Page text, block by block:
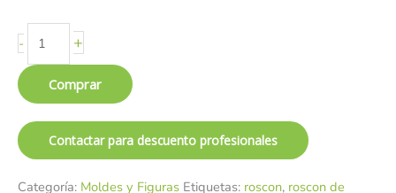
- +
Comprar
Contactar para descuento profesionales
Categoría: Moldes y Figuras Etiquetas: roscon, roscon de